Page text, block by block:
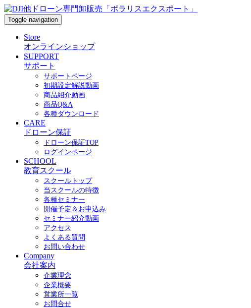
Toggle navigation
Store
オンラインショップ
SUPPORT
サポート
サポートページ
初期設定解説動画
商品紹介動画
商品Q&A
各種ダウンロード
CARE
ドローン保証
ドローン保証TOP
ログインページ
SCHOOL
教育スクール
スクールトップ
当スクールの特徴
各種セミナー
開催予定＆お申込み
セミナー紹介動画
アクセス
よくある質問
お問い合わせ
Company
会社案内
企業理念
企業概要
営業所一覧
お問合せ